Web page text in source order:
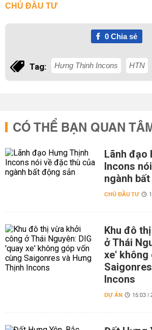
CHỦ ĐẦU TƯ
0Chia sẻ
Tag: Hưng Thịnh Incons HTN
CÓ THỂ BẠN QUAN
Lãnh đạo
Incons
ngành
CHỦ ĐẦU TƯ
Khu đô
ở Thái
xe' không
Incons
DỰ ÁN 15:03 |